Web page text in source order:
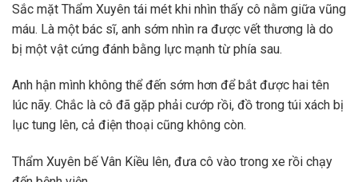
Sắc mặt Thẩm Xuyên tái mét khi nhìn thấy cô nằm giữa vũng
máu. Là một bác sĩ, anh sớm nhìn ra được vết thương là do
bị một vật cứng đánh bằng lực mạnh từ phía sau.
Anh hận mình không thể đến sớm hơn để bắt được hai tên
lúc nãy. Chắc là cô đã gặp phải cướp rồi, đồ trong túi xách bị
lục tung lên, cả điện thoại cũng không còn.
Thẩm Xuyên bế Vân Kiều lên, đưa cô vào trong xe rồi chạy